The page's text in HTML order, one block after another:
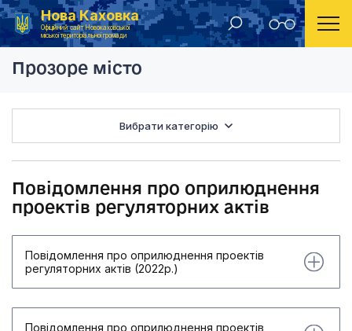
Нова Каховка
Офіційний сайт Новокаховської
міської територіальної громади
Головна Повідомлення про оприлюднення проектів
Прозоре місто
Вибрати категорію
Повідомлення про оприлюднення
проектів регуляторних актів
Повідомлення про оприлюднення проектів
регуляторних актів (2022р.)
Повідомлення про оприлюднення проектів